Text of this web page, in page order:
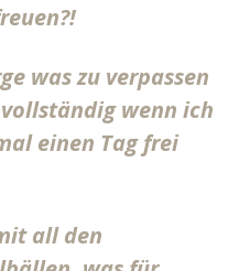
was zu verpassen
wenn ich
einen Tag frei
all den